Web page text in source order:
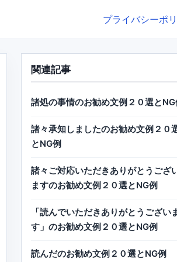
プライバシーポ
関連記事
諸処の事情のお勧め文例２０選とNG
諸々承知しましたのお勧め文例２０
とNG例
諸々ご対応いただきありがとうござ
ますのお勧め文例２０選とNG例
「読んでいただきありがとうござい
す」のお勧め文例２０選とNG例
読んだのお勧め文例２０選とNG例